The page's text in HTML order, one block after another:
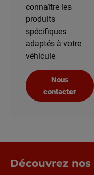
connaître les
produits
spécifiques
adaptés à votre
véhicule
Nous
contacter
Découvrez